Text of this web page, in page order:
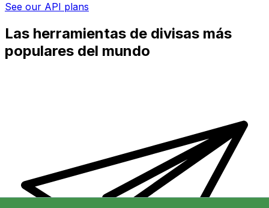
See our API plans
Las herramientas de divisas más
populares del mundo